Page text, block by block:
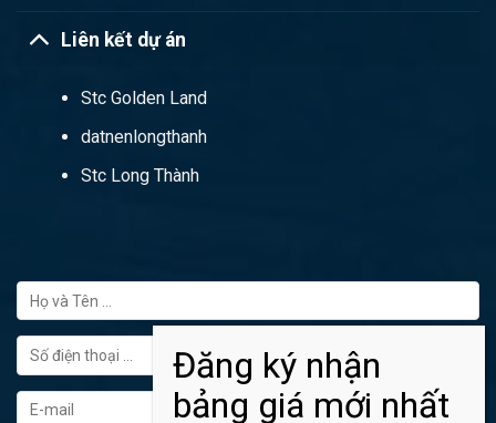
Liên kết dự án
Stc Golden Land
datnenlongthanh
Stc Long Thành
FORM ĐĂNG KÝ TƯ VẤN